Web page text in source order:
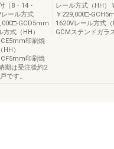
（8・14・
ール方式
GCD5mm
式（HH）
印刷焼
）
印刷焼
期は受注後約2
です。
レール方式（HH）
￥229,000□-
1620Vレール方式
GCMステンドガラ